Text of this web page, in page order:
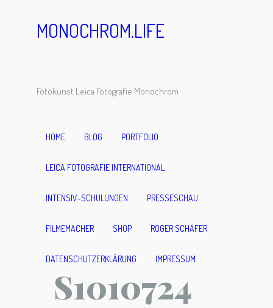
MONOCHROM.LIFE
Fotokunst Leica Fotografie Monochrom
HOME BLOG PORTFOLIO
LEICA FOTOGRAFIE INTERNATIONAL
INTENSIV-SCHULUNGEN PRESSESCHAU
FILMEMACHER SHOP ROGER SCHÄFER
DATENSCHUTZERKLÄRUNG IMPRESSUM
2020-10-
21-
JüdischerF
riedhofHe
msbach-
S1010724